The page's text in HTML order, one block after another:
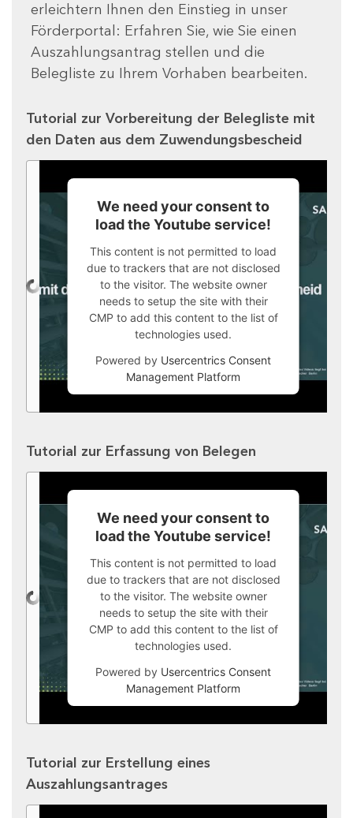
erleichtern Ihnen den Einstieg in unser
Förderportal: Erfahren Sie, wie Sie einen
Auszahlungsantrag stellen und die
Belegliste zu Ihrem Vorhaben bearbeiten.
Tutorial zur Vorbereitung der Belegliste mit
den Daten aus dem Zuwendungsbescheid
We need your consent to
load the Youtube service!
This content is not permitted to load
due to trackers that are not disclosed
to the visitor. The website owner
needs to setup the site with their
CMP to add this content to the list of
technologies used.
Powered by Usercentrics Consent
Management Platform
Tutorial zur Erfassung von Belegen
We need your consent to
load the Youtube service!
This content is not permitted to load
due to trackers that are not disclosed
to the visitor. The website owner
needs to setup the site with their
CMP to add this content to the list of
technologies used.
Powered by Usercentrics Consent
Management Platform
Tutorial zur Erstellung eines
Auszahlungsantrages